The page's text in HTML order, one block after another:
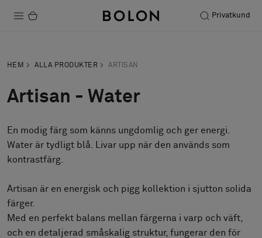
Privatkund
Hållbarhet
Installation
Underhåll
Designsamarbeten
HEM ALLA PRODUKTER ARTISAN
Artisan - Water
En modig färg som känns ungdomlig och ger energi.
Water är tydligt blå. Livar upp när den används som
kontrastfärg.
Artisan är en energisk och pigg kollektion i sjutton solida
färger.
Med en perfekt balans mellan färgerna i varp och väft,
och en detaljerad småskalig struktur, fungerar den för